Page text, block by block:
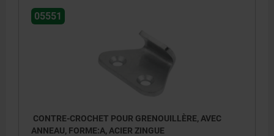
05551
CONTRE-CROCHET POUR GRENOUILLÈRE, AVEC
ANNEAU, FORME:A, ACIER ZINGUE